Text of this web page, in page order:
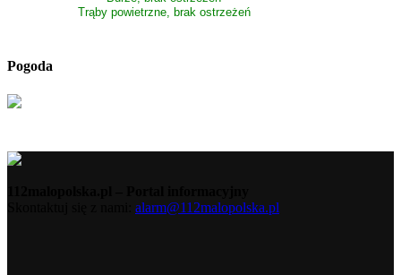
Trąby powietrzne, brak ostrzeżeń
Pogoda
alarm@112malopolska.pl